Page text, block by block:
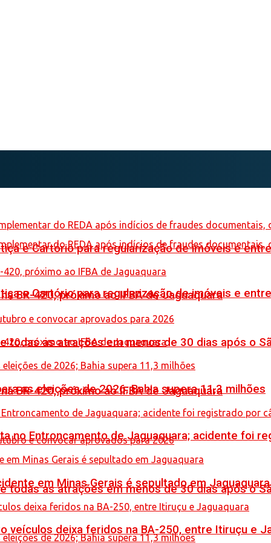
e Cartório para regularização de imóveis e
BR-420, próximo ao IFBA de Jaguaquara
todas as atrações em menos de 30 dias após o
e Cartório para regularização de imóveis e
BR-420, próximo ao IFBA de Jaguaquara
todas as atrações em menos de 30 dias após o
as eleições de 2026; Bahia supera 11,3 milhões
no Entroncamento de Jaguaquara; acidente foi
em Minas Gerais é sepultado em Jaguaquara
veículos deixa feridos na BA-250, entre Itiruçu e